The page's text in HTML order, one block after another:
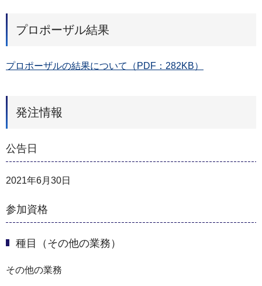
プロポーザル結果
プロポーザルの結果について（PDF：282KB）
発注情報
公告日
2021年6月30日
参加資格
種目（その他の業務）
その他の業務